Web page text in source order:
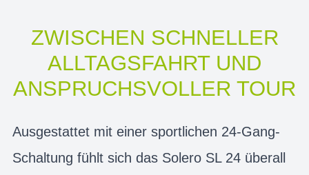
ZWISCHEN SCHNELLER
ALLTAGSFAHRT UND
ANSPRUCHSVOLLER TOUR
Ausgestattet mit einer sportlichen 24-Gang-
Schaltung fühlt sich das Solero SL 24 überall